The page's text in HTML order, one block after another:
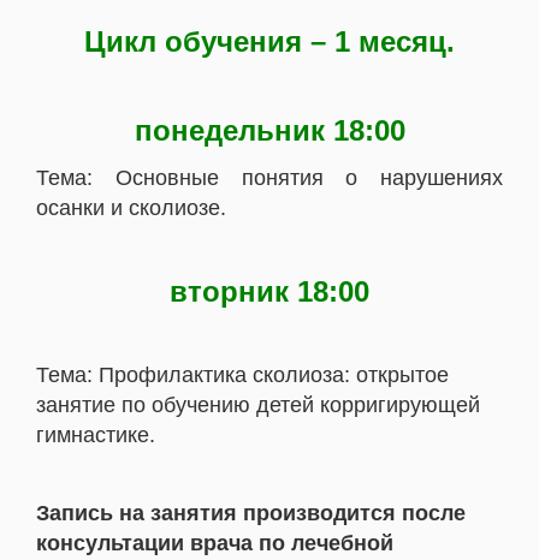
Цикл обучения – 1 месяц.
понедельник 18:00
Тема: Основные понятия о нарушениях
осанки и сколиозе.
вторник 18:00
Тема: Профилактика сколиоза: открытое
занятие по обучению детей корригирующей
гимнастике.
Запись на занятия производится после
консультации врача по лечебной